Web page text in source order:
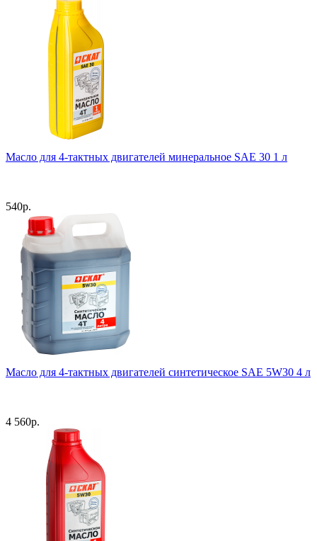
Масло для 4-тактных двигателей минеральное SAE 30 1 л
540р.
Масло для 4-тактных двигателей синтетическое SAE 5W30 4 л
4 560р.